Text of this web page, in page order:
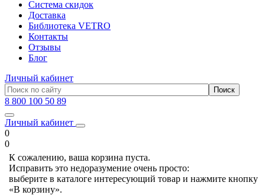
Система скидок
Доставка
Библиотека VETRO
Контакты
Отзывы
Блог
Личный кабинет
8 800 100 50 89
Личный кабинет
0
0
К сожалению, ваша корзина пуста.
Исправить это недоразумение очень просто:
выберите в каталоге интересующий товар и нажмите кнопку
«В корзину».